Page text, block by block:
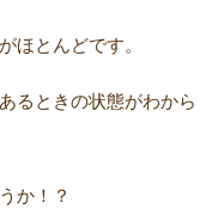
ほとんどです。
るときの状態がわから
か！？